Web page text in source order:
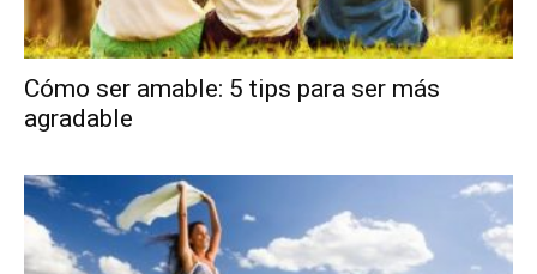
Cómo ser amable: 5 tips para ser más
agradable